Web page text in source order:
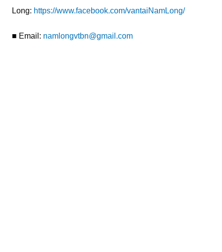
Long: https://www.facebook.com/vantaiNamLong/
■ Email: namlongvtbn@gmail.com